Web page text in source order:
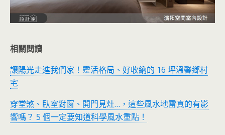
相關閱讀
讓陽光走進我們家！靈活格局、好收納的 16 坪溫馨鄉村
宅
穿堂煞、臥室對窗、開門見灶…，這些風水地雷真的有影
響嗎？ 5 個一定要知道科學風水重點！